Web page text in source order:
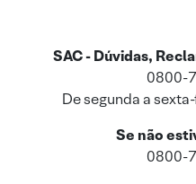
SAC - Dúvidas,
0800-
De segunda a
Se não
0800-